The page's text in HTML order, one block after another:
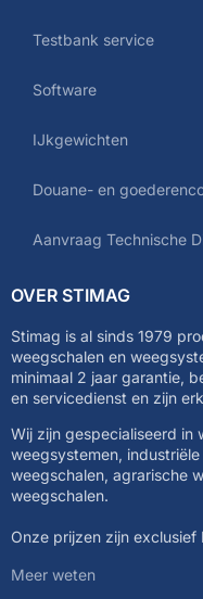
Testbank service
Software
IJkgewichten
Douane- en
Aanvraag Technische
OVER STIMAG
Stimag is al sinds 1979
weegschalen en
minimaal 2 jaar garantie,
en servicedienst en zijn
Wij zijn gespecialiseerd in
weegsystemen,
weegschalen, agrarische
weegschalen.
Onze prijzen zijn exclusief
Meer weten